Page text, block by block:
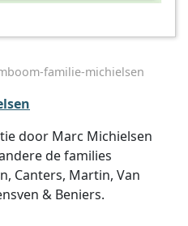
familie-michielsen
door Marc Michielsen
de families
Canters, Martin, Van
& Beniers.